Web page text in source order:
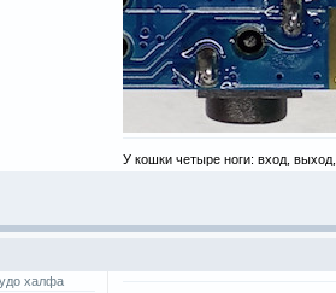
У кошки четыре ноги: вход,
халфа